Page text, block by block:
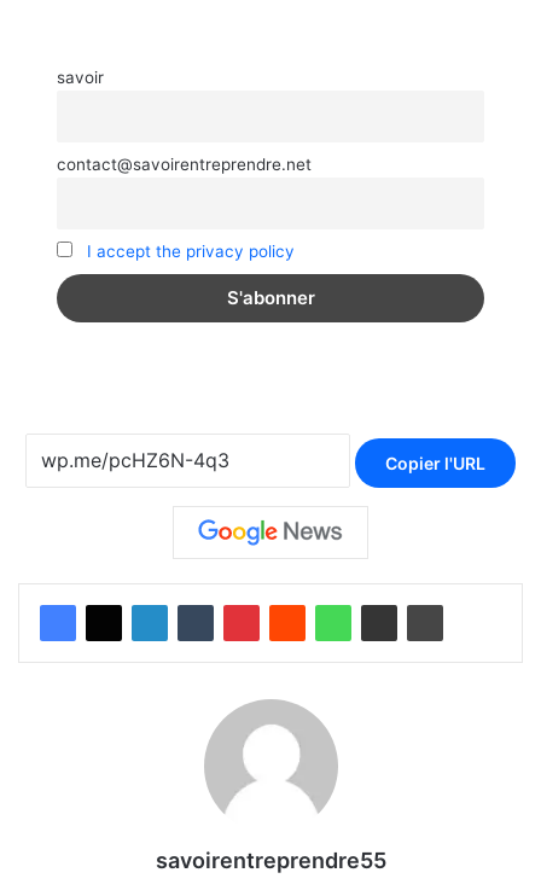
savoir
contact@savoirentreprendre.net
I accept the privacy policy
Copier l'URL
savoirentreprendre55